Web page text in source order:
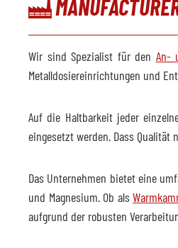
Modell
Formsprühmaschine
Modell
Foundry Roboter
Hersteller
Wir sind Spezialist für den An-
Metalldosiereinrichtungen und
Auf die Haltbarkeit jeder
eingesetzt werden. Dass Qualität
Das Unternehmen bietet eine
und Magnesium. Ob als
aufgrund der robusten